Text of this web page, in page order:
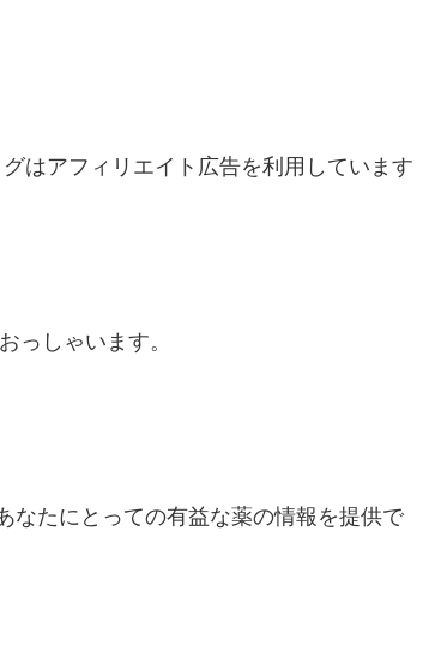
はアフィリエイト広告を利用しています
っしゃいます。
なたにとっての有益な薬の情報を提供で